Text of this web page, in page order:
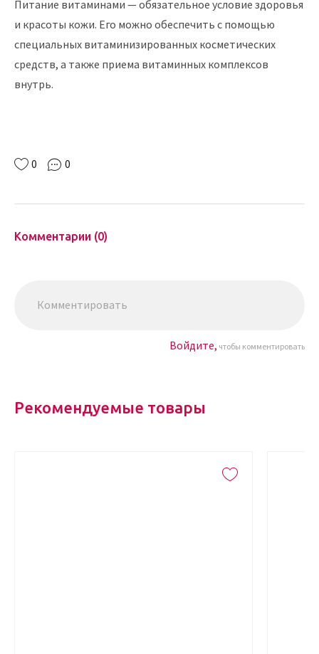
Питание витаминами — обязательное условие здоровья
и красоты кожи. Его можно обеспечить с помощью
специальных витаминизированных косметических
средств, а также приема витаминных комплексов
внутрь.
0 0
Комментарии (0)
Войдите, чтобы комментировать
Рекомендуемые товары